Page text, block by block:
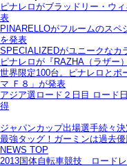
ピナレロがブラッドリー・ウ
表
PINARELLOがフルームのスペ
を発表
SPECIALIZEDがユニークなカ
ピナレロが『RAZHA（ラザー
世界限定100台。ピナレロとポ
マ Ｆ８」が発表
アジア選ロード２日目 ロード
得
ジャパンカップ出場選手続々
最強タッグ！ガーミンは過去
NEWS TOP
2013国体自転車競技 ロード